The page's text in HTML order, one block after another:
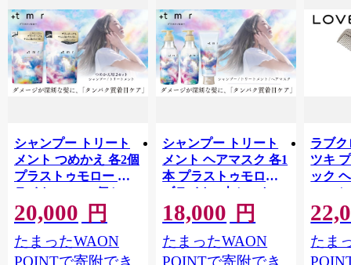
シャンプー トリート
メント つめかえ 各2個
プラストゥモロー ブ
ライト 400ml 4個セッ
ト | 美容 ヘアケア つ
めかえ 詰め替え ブリ
ーチ 口コミ 香り リピ
ート ランキング ロン
20,000 円
たまったWAON
POINTで寄附でき
シャンプー トリート
メント ヘアマスク 各1
本 プラストゥモロー
ブライト 3本セット |
美容 ヘアケア つめか
え 詰め替え ブリーチ
口コミ 香り リピート
ランキング ロング ス
18,000 円
たまったWAON
POINTで寄附でき
ラブク
ツキ
ック
コーム
つや
市
たま